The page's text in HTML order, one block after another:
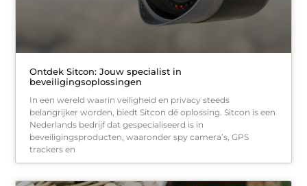
Ontdek Sitcon: Jouw specialist in
beveiligingsoplossingen
In een wereld waarin veiligheid en privacy steeds
belangrijker worden, biedt Sitcon dé oplossing. Sitcon is een
Nederlands bedrijf dat gespecialiseerd is in
beveiligingsproducten, waaronder spy camera’s, GPS
trackers en